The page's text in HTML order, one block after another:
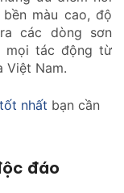
màu cao, độ
các dòng sơn
mọi tác động từ
Việt Nam.
nhất bạn cần
đáo